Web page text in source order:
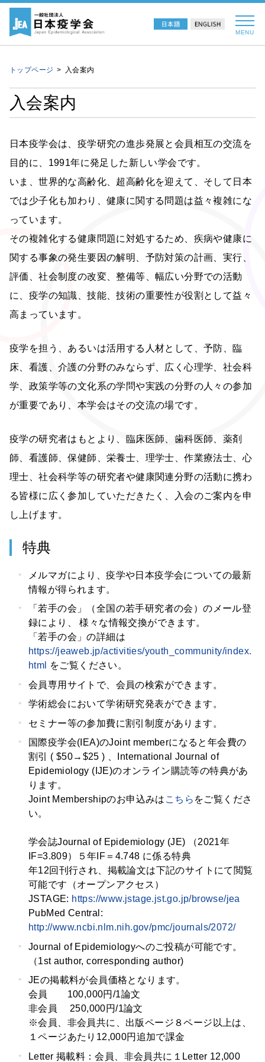
MENU
トップページ 入会案内
入会案内
日本疫学会は、疫学研究の進歩発展と会員相互の交流を
目的に、1991年に発足した新しい学会です。
いま、世界的な高齢化、超高齢化を迎えて、そして日本
では少子化も加わり、健康に関する問題は益々複雑にな
っています。
その複雑化する健康問題に対処するため、疾病や健康に
関する事象の発生要因の解明、予防対策の計画、実行、
評価、社会制度の改変、整備等、幅広い分野での活動
に、疫学の知識、技能、技術の重要性が役割として益々
高まっています。
疫学を担う、あるいは活用する人材として、予防、臨
床、看護、介護の分野のみならず、広く心理学、社会科
学、政策学等の文化系の学問や実践の分野の人々の参加
が重要であり、本学会はその交流の場です。
疫学の研究者はもとより、臨床医師、歯科医師、薬剤
師、看護師、保健師、栄養士、理学士、作業療法士、心
理士、社会科学等の研究者や健康関連分野の活動に携わ
る皆様に広く参加していただきたく、入会のご案内を申
し上げます。
特典
メルマガにより、疫学や日本疫学会についての最新
情報が得られます。
「若手の会」（全国の若手研究者の会）のメール登
録により、 様々な情報交換ができます。
「若手の会」の詳細は
https://jeaweb.jp/activities/youth_community/index.
html
をご覧ください。
会員専用サイトで、会員の検索ができます。
学術総会において学術研究発表ができます。
セミナー等の参加費に割引制度があります。
国際疫学会(IEA)のJoint memberになると年会費の
割引 ( $50→$25 ) 、International Journal of
Epidemiology (IJE)のオンライン購読等の特典があ
ります。
Joint Membershipのお申込みは こちら をご覧くださ
い。
学会誌Journal of Epidemiology (JE) （2021年
IF=3.809）５年IF＝4.748 に係る特典
年12回刊行され、掲載論文は下記のサイトにて閲覧
可能です（オープンアクセス）
JSTAGE: https://www.jstage.jst.go.jp/browse/jea
PubMed Central:
http://www.ncbi.nlm.nih.gov/pmc/journals/2072/
Journal of Epidemiologyへのご投稿が可能です。
（1st author, corresponding author)
JEの掲載料が会員価格となります。
会員 100,000円/1論文
非会員 250,000円/1論文
※会員、非会員共に、出版ページ８ページ以上は、
１ページあたり12,000円追加で課金
Letter 掲載料：会員、非会員共に１Letter 12,000